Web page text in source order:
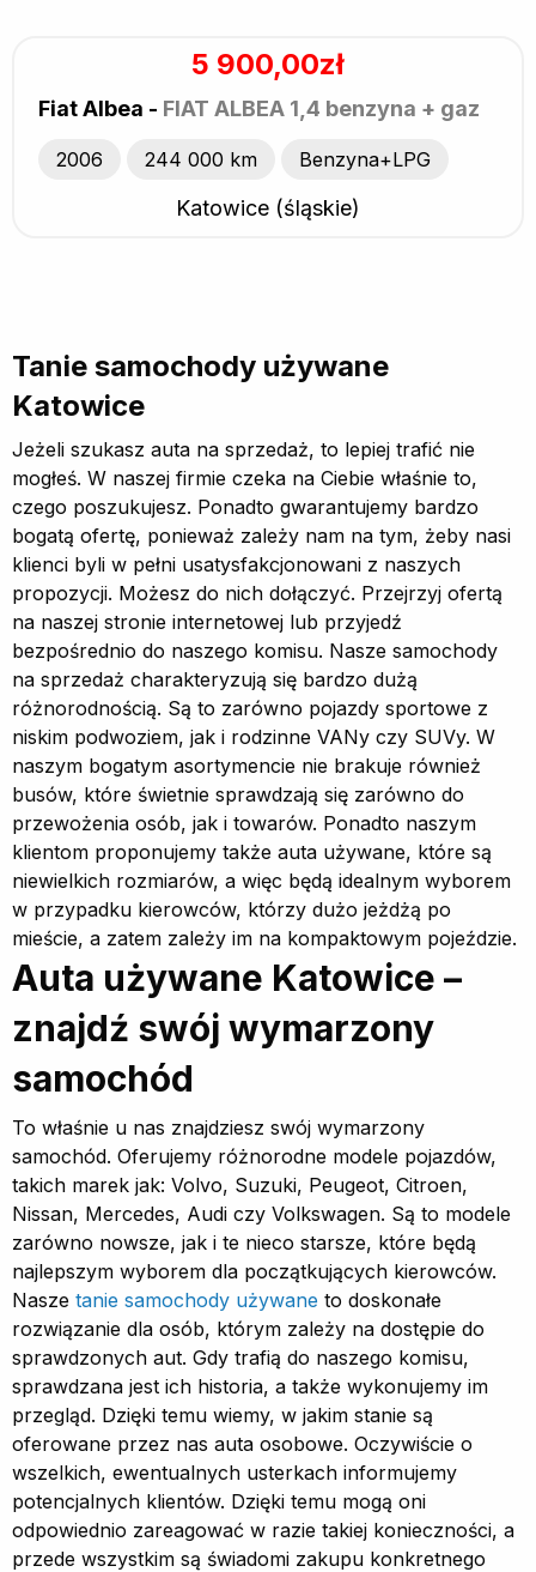
5 900,00zł
Fiat Albea - FIAT ALBEA 1,4 benzyna + gaz
2006 244 000 km Benzyna+LPG
Katowice (śląskie)
Tanie samochody używane
Katowice
Jeżeli szukasz auta na sprzedaż, to lepiej trafić nie
mogłeś. W naszej firmie czeka na Ciebie właśnie to,
czego poszukujesz. Ponadto gwarantujemy bardzo
bogatą ofertę, ponieważ zależy nam na tym, żeby nasi
klienci byli w pełni usatysfakcjonowani z naszych
propozycji. Możesz do nich dołączyć. Przejrzyj ofertą
na naszej stronie internetowej lub przyjedź
bezpośrednio do naszego komisu. Nasze samochody
na sprzedaż charakteryzują się bardzo dużą
różnorodnością. Są to zarówno pojazdy sportowe z
niskim podwoziem, jak i rodzinne VANy czy SUVy. W
naszym bogatym asortymencie nie brakuje również
busów, które świetnie sprawdzają się zarówno do
przewożenia osób, jak i towarów. Ponadto naszym
klientom proponujemy także auta używane, które są
niewielkich rozmiarów, a więc będą idealnym wyborem
w przypadku kierowców, którzy dużo jeżdżą po
mieście, a zatem zależy im na kompaktowym pojeździe.
Auta używane Katowice –
znajdź swój wymarzony
samochód
To właśnie u nas znajdziesz swój wymarzony
samochód. Oferujemy różnorodne modele pojazdów,
takich marek jak: Volvo, Suzuki, Peugeot, Citroen,
Nissan, Mercedes, Audi czy Volkswagen. Są to modele
zarówno nowsze, jak i te nieco starsze, które będą
najlepszym wyborem dla początkujących kierowców.
Nasze tanie samochody używane to doskonałe
rozwiązanie dla osób, którym zależy na dostępie do
sprawdzonych aut. Gdy trafią do naszego komisu,
sprawdzana jest ich historia, a także wykonujemy im
przegląd. Dzięki temu wiemy, w jakim stanie są
oferowane przez nas auta osobowe. Oczywiście o
wszelkich, ewentualnych usterkach informujemy
potencjalnych klientów. Dzięki temu mogą oni
odpowiednio zareagować w razie takiej konieczności, a
przede wszystkim są świadomi zakupu konkretnego